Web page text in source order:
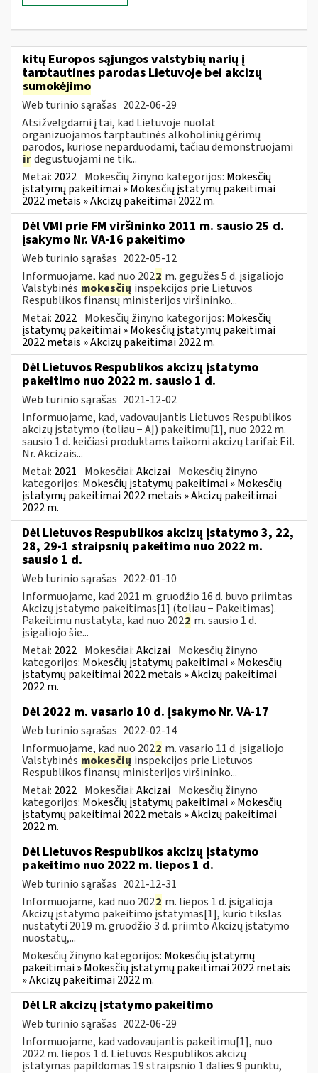
kitų Europos sąjungos valstybių narių į
tarptautines parodas Lietuvoje bei akcizų
sumokėjimo
Web turinio sąrašas 2022-06-29
Atsižvelgdami į tai, kad Lietuvoje nuolat
organizuojamos tarptautinės alkoholinių gėrimų
parodos, kuriose neparduodami, tačiau demonstruojami
irdegustuojami ne tik...
Metai: 2022 Mokesčių žinyno kategorijos: Mokesčių
įstatymų pakeitimai » Mokesčių įstatymų pakeitimai
2022 metais » Akcizų pakeitimai 2022 m.
Dėl VMI prie FM viršininko 2011 m. sausio 25 d.
įsakymo Nr. VA-16 pakeitimo
Web turinio sąrašas 2022-05-12
Informuojame, kad nuo 2022 m. gegužės 5 d. įsigaliojo
Valstybinės mokesčių inspekcijos prie Lietuvos
Respublikos finansų ministerijos viršininko...
Metai: 2022 Mokesčių žinyno kategorijos: Mokesčių
įstatymų pakeitimai » Mokesčių įstatymų pakeitimai
2022 metais » Akcizų pakeitimai 2022 m.
Dėl Lietuvos Respublikos akcizų įstatymo
pakeitimo nuo 2022 m. sausio 1 d.
Web turinio sąrašas 2021-12-02
Informuojame, kad, vadovaujantis Lietuvos Respublikos
akcizų įstatymo (toliau − AĮ) pakeitimu[1], nuo 2022 m.
sausio 1 d. keičiasi produktams taikomi akcizų tarifai: Eil.
Nr. Akcizais...
Metai: 2021 Mokesčiai:Akcizai Mokesčių žinyno
kategorijos: Mokesčių įstatymų pakeitimai » Mokesčių
įstatymų pakeitimai 2022 metais » Akcizų pakeitimai
2022 m.
Dėl Lietuvos Respublikos akcizų įstatymo 3, 22,
28, 29-1 straipsnių pakeitimo nuo 2022 m.
sausio 1 d.
Web turinio sąrašas 2022-01-10
Informuojame, kad 2021 m. gruodžio 16 d. buvo priimtas
Akcizų įstatymo pakeitimas[1] (toliau − Pakeitimas).
Pakeitimu nustatyta, kad nuo 2022 m. sausio 1 d.
įsigaliojo šie...
Metai: 2022 Mokesčiai:Akcizai Mokesčių žinyno
kategorijos: Mokesčių įstatymų pakeitimai » Mokesčių
įstatymų pakeitimai 2022 metais » Akcizų pakeitimai
2022 m.
Dėl 2022 m. vasario 10 d. įsakymo Nr. VA-17
Web turinio sąrašas 2022-02-14
Informuojame, kad nuo 2022 m. vasario 11 d. įsigaliojo
Valstybinės mokesčių inspekcijos prie Lietuvos
Respublikos finansų ministerijos viršininko...
Metai: 2022 Mokesčiai:Akcizai Mokesčių žinyno
kategorijos: Mokesčių įstatymų pakeitimai » Mokesčių
įstatymų pakeitimai 2022 metais » Akcizų pakeitimai
2022 m.
Dėl Lietuvos Respublikos akcizų įstatymo
pakeitimo nuo 2022 m. liepos 1 d.
Web turinio sąrašas 2021-12-31
Informuojame, kad nuo 2022 m. liepos 1 d. įsigalioja
Akcizų įstatymo pakeitimo įstatymas[1], kurio tikslas
nustatyti 2019 m. gruodžio 3 d. priimto Akcizų įstatymo
nuostatų,...
Mokesčių žinyno kategorijos: Mokesčių įstatymų
pakeitimai » Mokesčių įstatymų pakeitimai 2022 metais
» Akcizų pakeitimai 2022 m.
Dėl LR akcizų įstatymo pakeitimo
Web turinio sąrašas 2022-06-29
Informuojame, kad vadovaujantis pakeitimu[1], nuo
2022 m. liepos 1 d. Lietuvos Respublikos akcizų
įstatymas papildomas 19 straipsnio 1 dalies 9 punktu,